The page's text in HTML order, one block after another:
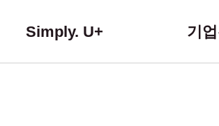
Simply. U+ 기